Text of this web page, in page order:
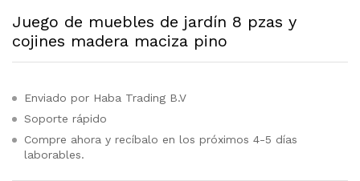
Juego de muebles de jardín 8 pzas y
cojines madera maciza pino
Enviado por Haba Trading B.V
Soporte rápido
Compre ahora y recíbalo en los próximos 4-5 días
laborables.